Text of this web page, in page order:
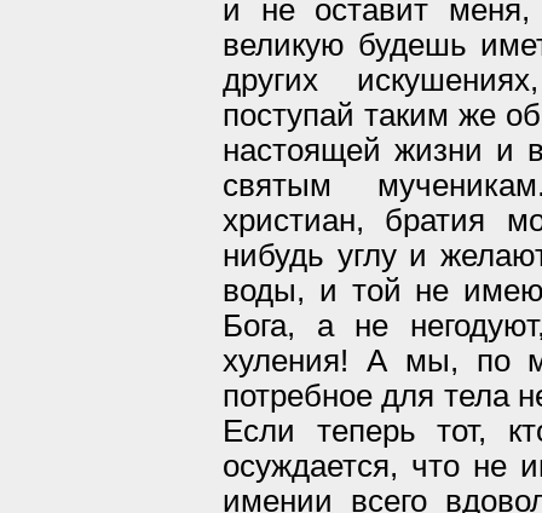
и не оставит
великую будешь
других
поступай таким же
настоящей жизни и
святым
христиан, братия
нибудь углу и
воды, и той не
Бога, а не
хуления! А мы, по
потребное для тела
Если теперь тот,
осуждается, что не
имении всего